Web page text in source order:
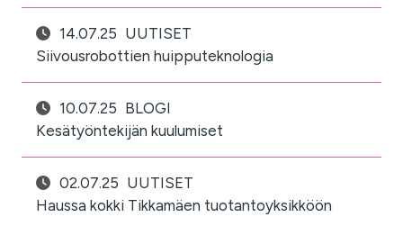
14.07.25 UUTISET
Siivousrobottien huipputeknologia
10.07.25 BLOGI
Kesätyöntekijän kuulumiset
02.07.25 UUTISET
Haussa kokki Tikkamäen tuotantoyksikköön